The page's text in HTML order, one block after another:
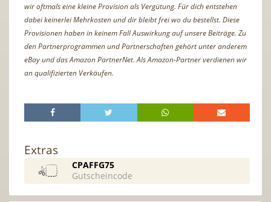
wir oftmals eine kleine Provision als Vergütung. Für dich entstehen
dabei keinerlei Mehrkosten und dir bleibt frei wo du bestellst. Diese
Provisionen haben in keinem Fall Auswirkung auf unsere Beiträge. Zu
den Partnerprogrammen und Partnerschaften gehört unter anderem
eBay und das Amazon PartnerNet. Als Amazon-Partner verdienen wir
an qualifizierten Verkäufen.
Extras
CPAFFG75
Gutscheincode